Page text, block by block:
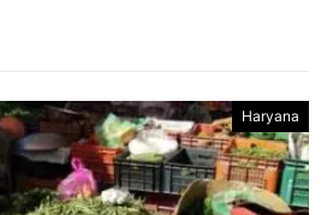
Haryana